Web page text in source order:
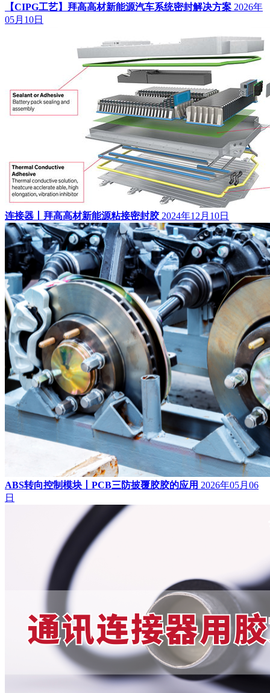
【CIPG工艺】拜高高材新能源汽车系统密封解决方案 2026年
05月10日
连接器丨拜高高材新能源粘接密封胶 2024年12月10日
ABS转向控制模块丨PCB三防披覆胶胶的应用 2026年05月06
日